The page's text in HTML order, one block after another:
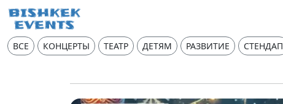
ВСЕ КОНЦЕРТЫ ТЕАТР ДЕТЯМ РАЗВИТИЕ СТЕНДАП